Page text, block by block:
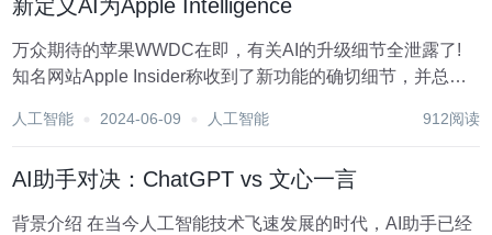
新定义AI为Apple Intelligence
万众期待的苹果WWDC在即，有关AI的升级细节全泄露了!
知名网站Apple Insider称收到了新功能的确切细节，并总结
览器电子邮件……几乎系统中所有原生应用都将被AI全面武
人工智能 2024-06-09 人工智能 912阅读
AI助手对决：ChatGPT vs 文心一言
背景介绍 在当今人工智能技术飞速发展的时代，AI助手已经